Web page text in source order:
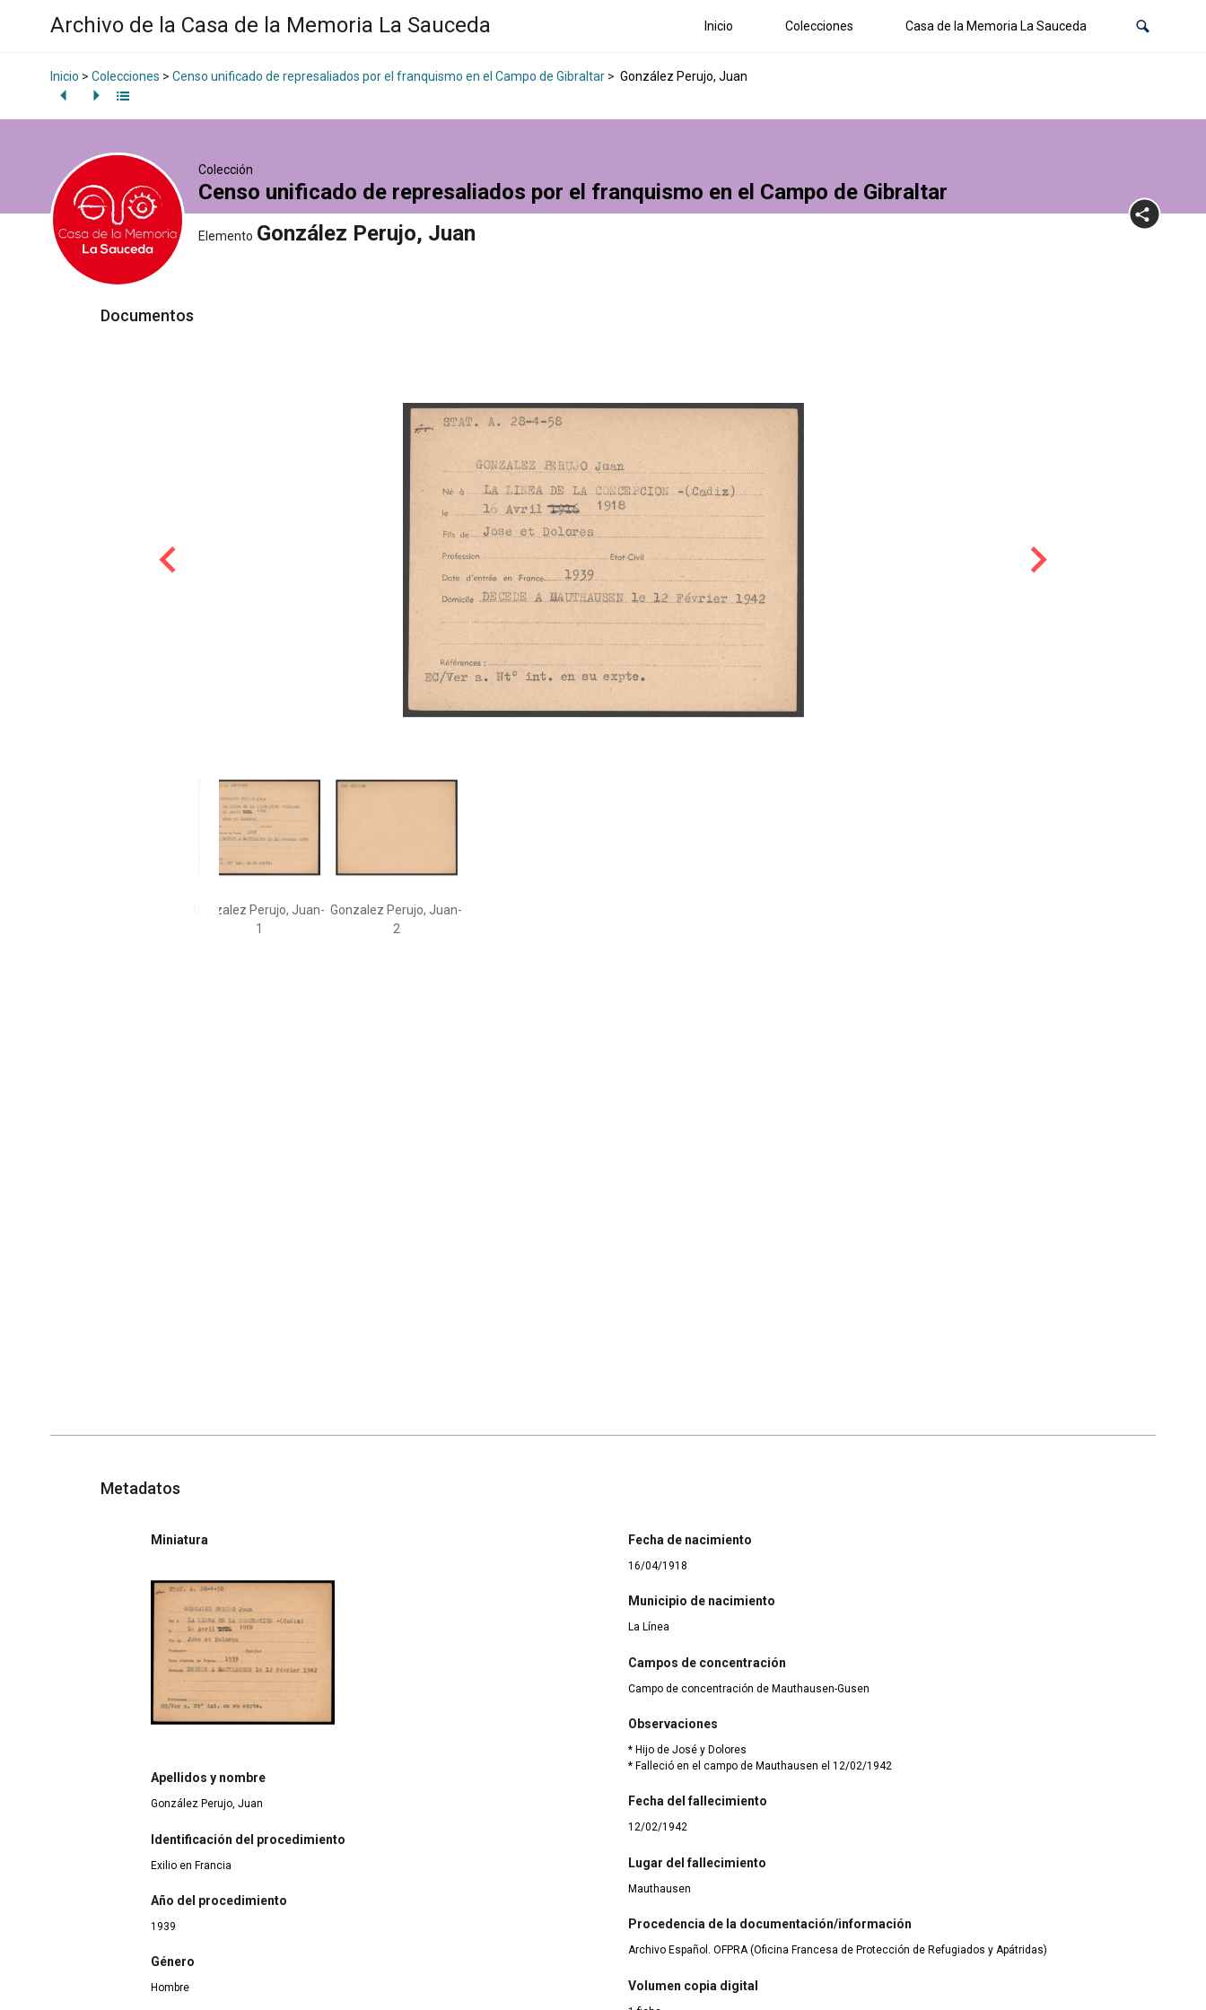
Archivo de la Casa de la Memoria La Sauceda Inicio Colecciones Casa de la Memoria La Sauceda
Inicio > Colecciones > Censo unificado de represaliados por el franquismo en el Campo de Gibraltar > González Perujo, Juan
Colección
Censo unificado de represaliados por el franquismo en el Campo de Gibraltar
Elemento González Perujo, Juan
Documentos
Gonzalez Perujo, Juan-
1
Gonzalez Perujo, Juan-
2
Metadatos
Miniatura
Apellidos y nombre
González Perujo, Juan
Identificación del procedimiento
Exilio en Francia
Año del procedimiento
1939
Género
Hombre
Fecha de nacimiento
16/04/1918
Municipio de nacimiento
La Línea
Campos de concentración
Campo de concentración de Mauthausen-Gusen
Observaciones
* Hijo de José y Dolores
* Falleció en el campo de Mauthausen el 12/02/1942
Fecha del fallecimiento
12/02/1942
Lugar del fallecimiento
Mauthausen
Procedencia de la documentación/información
Archivo Español. OFPRA (Oficina Francesa de Protección de Refugiados y Apátridas)
Volumen copia digital